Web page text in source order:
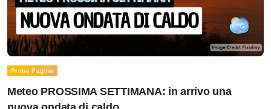
Prima Pagina
Meteo PROSSIMA SETTIMANA: in arrivo una